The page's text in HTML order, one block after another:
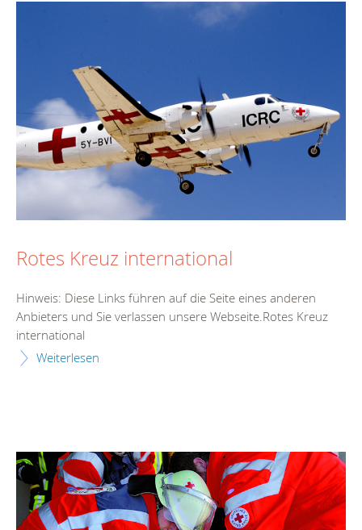
Rotes Kreuz international
Hinweis: Diese Links führen auf die Seite eines anderen
Anbieters und Sie verlassen unsere Webseite.Rotes Kreuz
international
Weiterlesen